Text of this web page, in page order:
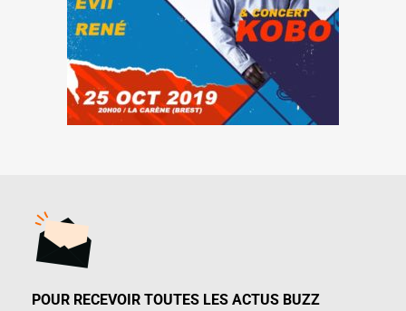
POUR RECEVOIR TOUTES LES ACTUS BUZZ